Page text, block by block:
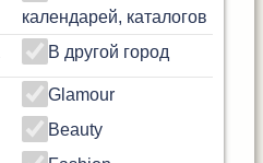
календарей, каталогов
В другой город
Glamour
Beauty